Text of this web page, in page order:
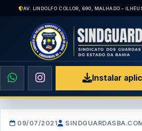
AV. LINDOLFO COLLOR, 690, MALHADO –
Instalar
09/07/2021